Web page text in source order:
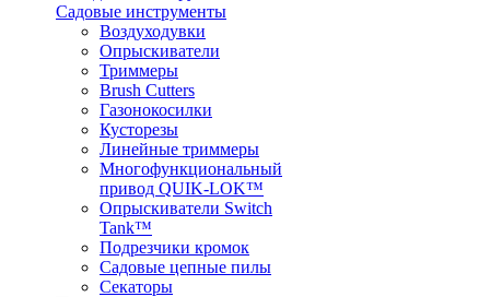
Садовые инструменты
Воздуходувки
Опрыскиватели
Триммеры
Brush Cutters
Газонокосилки
Кусторезы
Линейные триммеры
Многофункциональный
привод QUIK-LOK™
Опрыскиватели Switch
Tank™
Подрезчики кромок
Садовые цепные пилы
Секаторы